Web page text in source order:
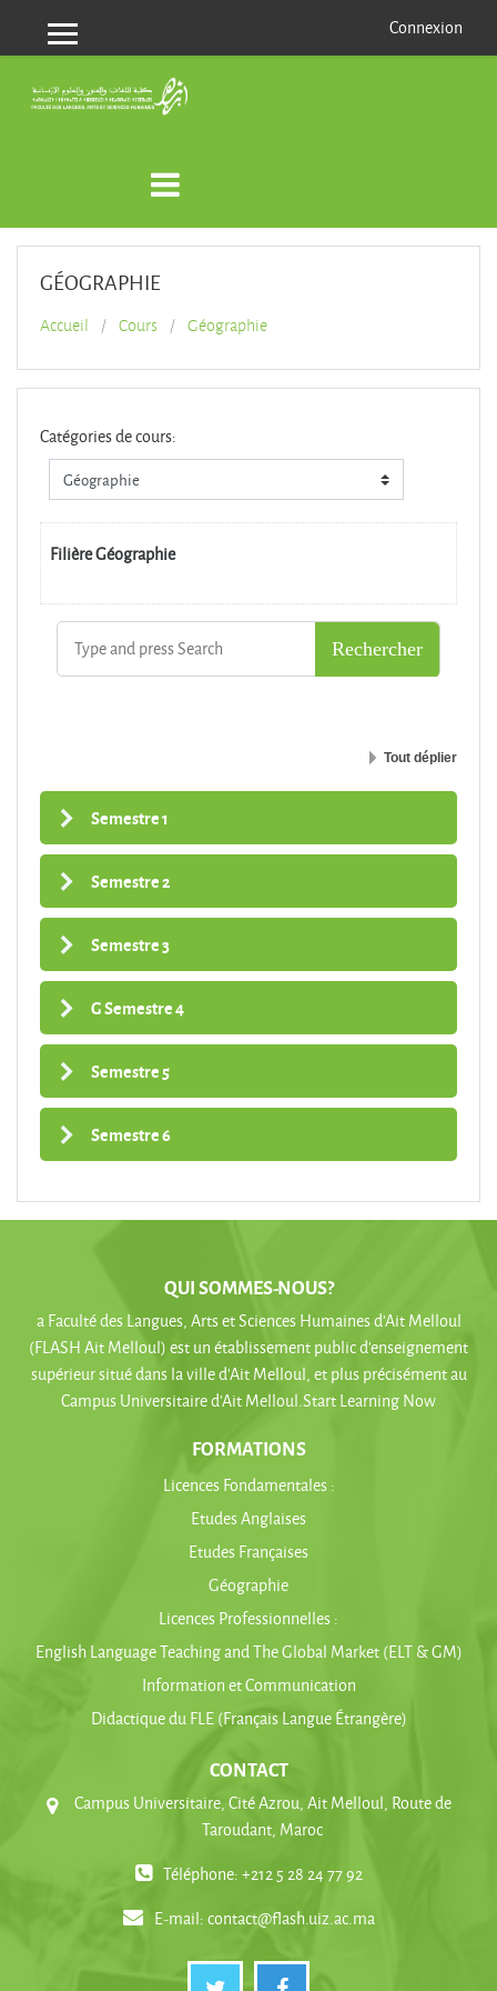
Panneau latéral Connexion
GÉOGRAPHIE
Accueil Cours Géographie
Catégories de cours:
Filière Géographie
Tout déplier
Semestre 1
Semestre 2
Semestre 3
G Semestre 4
Semestre 5
Semestre 6
QUI SOMMES-NOUS?
a Faculté des Langues, Arts et Sciences Humaines d’Ait Melloul
(FLASH Ait Melloul) est un établissement public d’enseignement
supérieur situé dans la ville d’Ait Melloul, et plus précisément au
Campus Universitaire d’Ait Melloul.Start Learning Now
FORMATIONS
Licences Fondamentales :
Etudes Anglaises
Etudes Françaises
Géographie
Licences Professionnelles :
English Language Teaching and The Global Market (ELT & GM)
Information et Communication
Didactique du FLE (Français Langue Étrangère)
CONTACT
Campus Universitaire, Cité Azrou, Ait Melloul, Route de
Taroudant, Maroc
Téléphone: +212 5 28 24 77 92
E-mail:contact@flash.uiz.ac.ma